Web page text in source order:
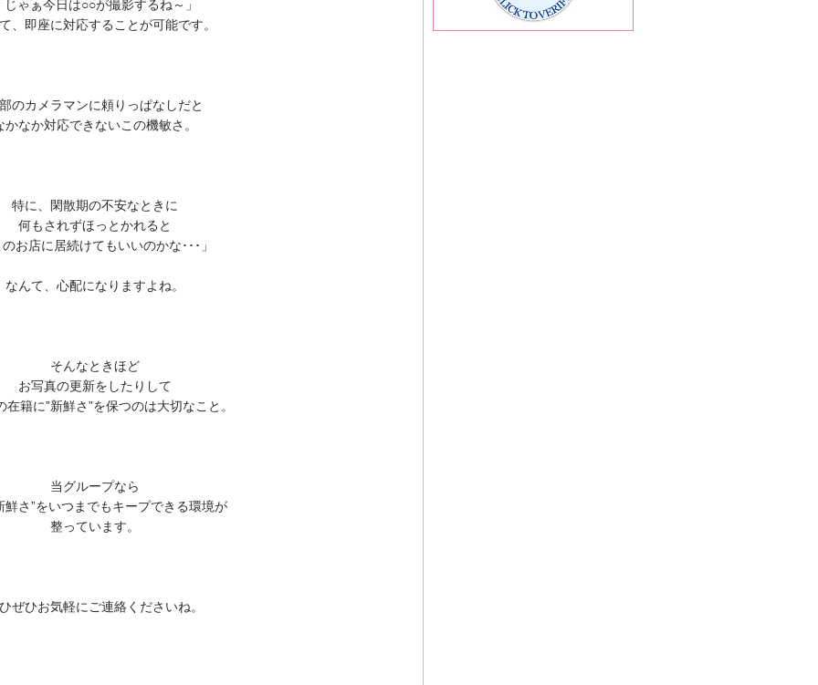
じゃぁ今日は○○が撮影するね～」
、即座に対応することが可能です。
のカメラマンに頼りっぱなしだと
かなか対応できないこの機敏さ。
特に、閑散期の不安なときに
何もされずほっとかれると
お店に居続けてもいいのかな･･･」
なんて、心配になりますよね。
そんなときほど
お写真の更新をしたりして
在籍に”新鮮さ”を保つのは大切なこと。
当グループなら
鮮さ”をいつまでもキープできる環境が
整っています。
ぜひお気軽にご連絡くださいね。